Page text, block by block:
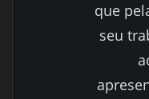
que
seu